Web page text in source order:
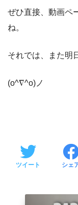
ぜひ直接、動画ペ
ね。
それでは、また明
(o^∇^o)ノ
ツイート シェ